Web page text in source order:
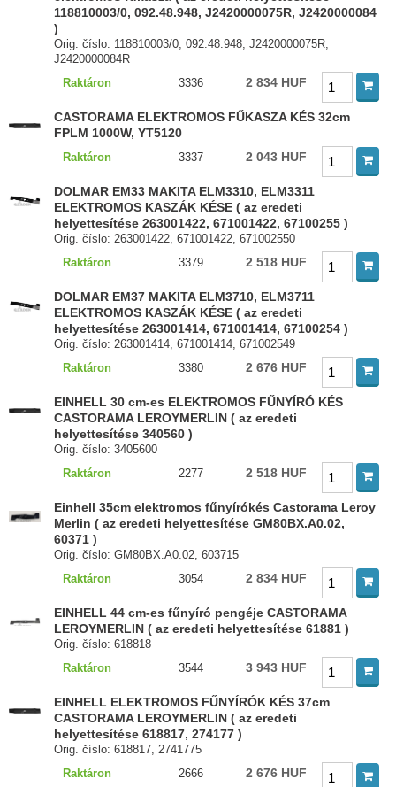
118810003/0, 092.48.948, J2420000075R, J2420000084
)
Orig. číslo: 118810003/0, 092.48.948, J2420000075R,
J2420000084R
Raktáron
3336 2 834 HUF
CASTORAMA ELEKTROMOS FŰKASZA KÉS 32cm
FPLM 1000W, YT5120
Raktáron 3337 2 043 HUF
DOLMAR EM33 MAKITA ELM3310, ELM3311
ELEKTROMOS KASZÁK KÉSE ( az eredeti
helyettesítése 263001422, 671001422, 67100255 )
Orig. číslo: 263001422, 671001422, 671002550
Raktáron
3379 2 518 HUF
DOLMAR EM37 MAKITA ELM3710, ELM3711
ELEKTROMOS KASZÁK KÉSE ( az eredeti
helyettesítése 263001414, 671001414, 67100254 )
Orig. číslo: 263001414, 671001414, 671002549
Raktáron
3380 2 676 HUF
EINHELL 30 cm-es ELEKTROMOS FŰNYÍRÓ KÉS
CASTORAMA LEROYMERLIN ( az eredeti
helyettesítése 340560 )
Orig. číslo: 3405600
Raktáron
2277 2 518 HUF
Einhell 35cm elektromos fűnyírókés Castorama Leroy
Merlin ( az eredeti helyettesítése GM80BX.A0.02,
60371 )
Orig. číslo: GM80BX.A0.02, 603715
Raktáron
3054 2 834 HUF
EINHELL 44 cm-es fűnyíró pengéje CASTORAMA
LEROYMERLIN ( az eredeti helyettesítése 61881 )
Orig. číslo: 618818
Raktáron
3544 3 943 HUF
EINHELL ELEKTROMOS FŰNYÍRÓK KÉS 37cm
CASTORAMA LEROYMERLIN ( az eredeti
helyettesítése 618817, 274177 )
Orig. číslo: 618817, 2741775
Raktáron
2666 2 676 HUF